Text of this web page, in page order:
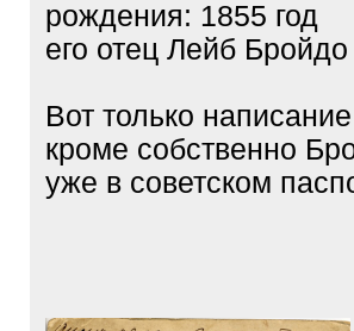
рождения: 1855 год
его отец Лейб Бройдо
Вот только
кроме собственно
уже в советском